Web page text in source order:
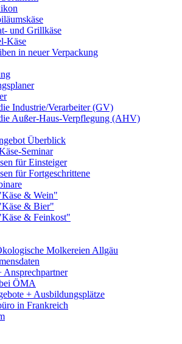
und Grillkäse
Käse
in neuer Verpackung
Industrie/Verarbeiter (GV)
Außer-Haus-Verpflegung (AHV)
Überblick
Seminar
für Einsteiger
für Fortgeschrittene
& Wein"
& Bier"
& Feinkost"
Molkereien Allgäu
Ansprechpartner
ÖMA
+ Ausbildungsplätze
in Frankreich